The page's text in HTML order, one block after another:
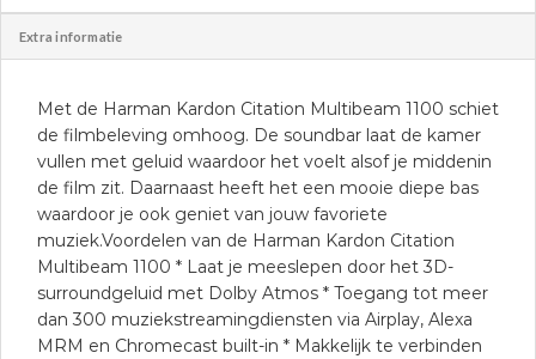
Extra informatie
Met de Harman Kardon Citation Multibeam 1100 schiet
de filmbeleving omhoog. De soundbar laat de kamer
vullen met geluid waardoor het voelt alsof je middenin
de film zit. Daarnaast heeft het een mooie diepe bas
waardoor je ook geniet van jouw favoriete
muziek.Voordelen van de Harman Kardon Citation
Multibeam 1100 * Laat je meeslepen door het 3D-
surroundgeluid met Dolby Atmos * Toegang tot meer
dan 300 muziekstreamingdiensten via Airplay, Alexa
MRM en Chromecast built-in * Makkelijk te verbinden